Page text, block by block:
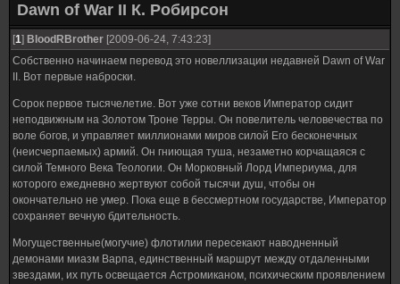
Dawn of War II К. Робирсон
[1] BloodRBrother [2009-06-24, 7:43:23]
Собственно начинаем перевод это новеллизации недавней Dawn of War
II. Вот первые наброски.
Сорок первое тысячелетие. Вот уже сотни веков Император сидит
неподвижным на Золотом Троне Терры. Он повелитель человечества по
воле богов, и управляет миллионами миров силой Его бесконечных
(неисчерпаемых) армий. Он гниющая туша, незаметно корчащаяся с
силой Темного Века Теологии. Он Морковный Лорд Империума, для
которого ежедневно жертвуют собой тысячи душ, чтобы он
окончательно не умер. Пока еще в бессмертном государстве, Император
сохраняет вечную бдительность.
Могущественные(могучие) флотилии пересекают наводненный
демонами миазм Варпа, единственный маршрут между отдаленными
звездами, их путь освещается Астромиканом, психическим проявлением